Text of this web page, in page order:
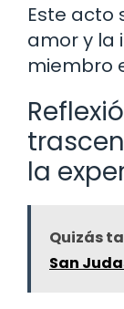
Este acto
amor y la
miembro
la
Quizás
San